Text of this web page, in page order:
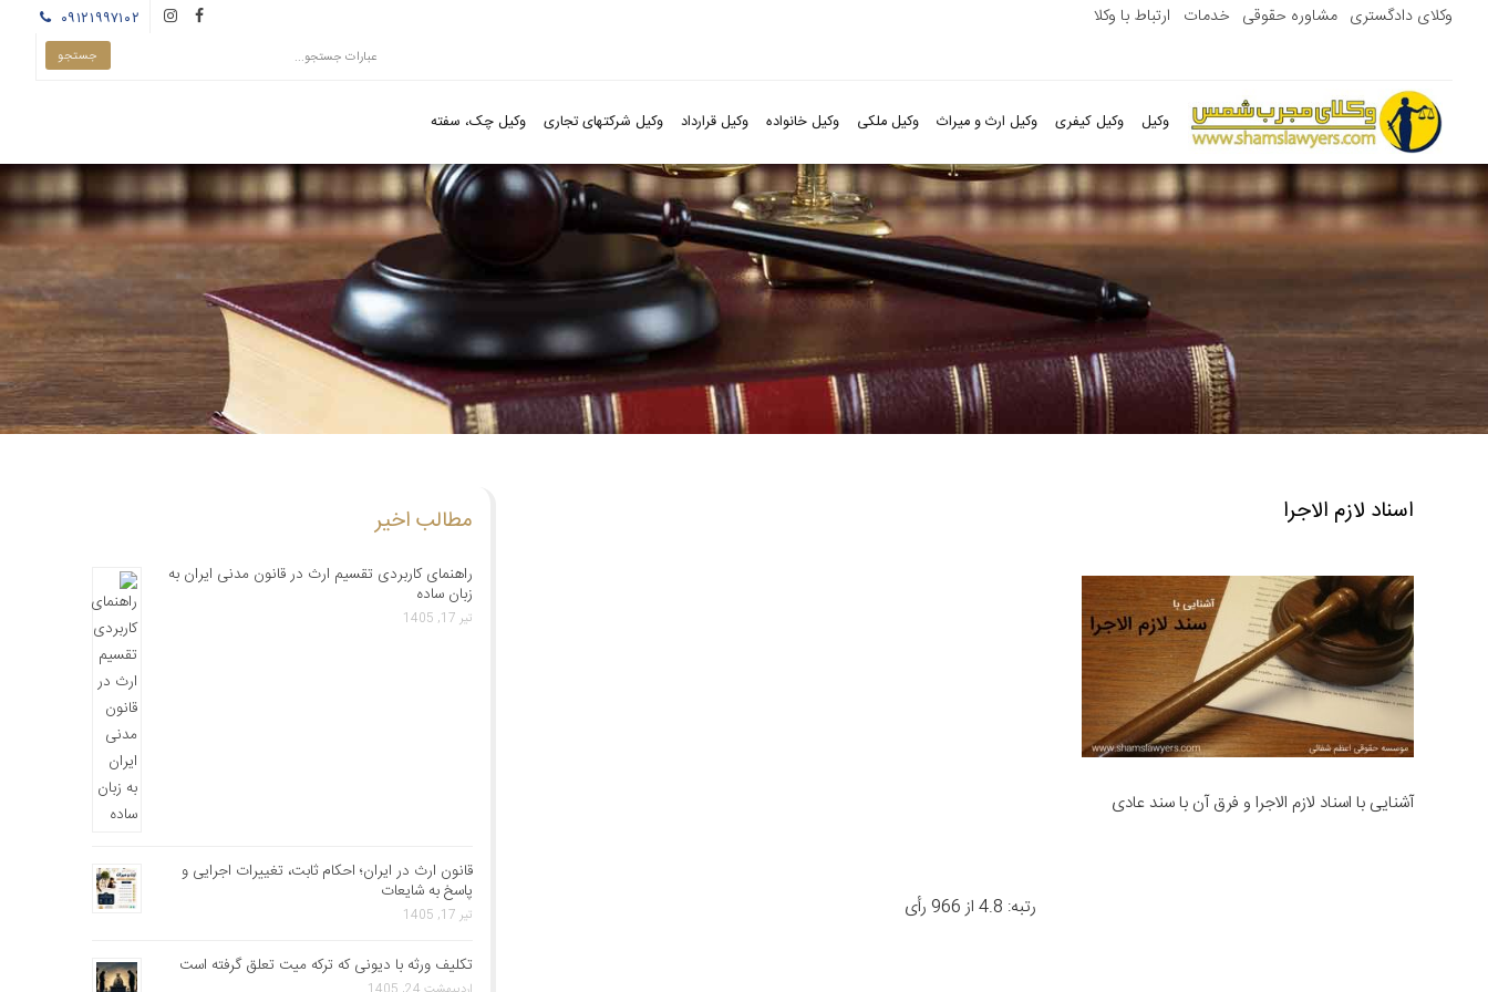
۰۹۱۲۱۹۹۷۱۰۲ وکلای دادگستری مشاوره حقوقی خدمات ارتباط با وکلا
وکیل وکیل کیفری وکیل ارث و میراث وکیل ملکی وکیل خانواده وکیل قرارداد وکیل شرکتهای تجاری وکیل چک، سفته
اسناد لازم الاجرا
آشنایی با اسناد لازم الاجرا و فرق آن با سند عادی
رتبه: 4.8 از 966 رأی
مطالب اخیر
راهنمای کاربردی تقسیم ارث در قانون مدنی ایران به
زبان ساده
تیر 17, 1405
قانون ارث در ایران؛ احکام ثابت، تغییرات اجرایی و
پاسخ به شایعات
تیر 17, 1405
تکلیف ورثه با دیونی که ترکه میت تعلق گرفته است